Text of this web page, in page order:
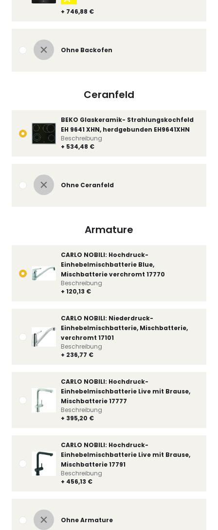
+ 746,88 €
Ohne Backofen
Ceranfeld
BEKO Glaskeramik- Strahlungskochfeld
EH 9641 XHN, herdgebunden EH9641XHN
+ 534,48 €
Beschreibung
Ohne Ceranfeld
Armature
CARLO NOBILI: Hochdruck-
Einhebelmischbatterie Blue,
Mischbatterie verchromt 17770
+ 120,13 €
Beschreibung
CARLO NOBILI: Niederdruck-
Einhebelmischbatterie, Mischbatterie,
verchromt 17101
+ 236,77 €
Beschreibung
CARLO NOBILI: Hochdruck-
Einhebelmischbatterie Live mit Brause,
Mischbatterie 17777
+ 395,20 €
Beschreibung
CARLO NOBILI: Hochdruck-
Einhebelmischbatterie Live mit Brause,
Mischbatterie 17791
+ 456,13 €
Beschreibung
Ohne Armature